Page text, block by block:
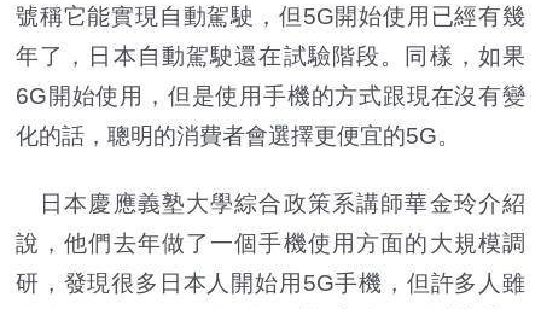
號稱它能實現自動駕駛，但5G開始使用已經有幾
年了，日本自動駕駛還在試驗階段。同樣，如果
6G開始使用，但是使用手機的方式跟現在沒有變
化的話，聰明的消費者會選擇更便宜的5G。
日本慶應義塾大學綜合政策系講師華金玲介紹
說，他們去年做了一個手機使用方面的大規模調
研，發現很多日本人開始用5G手機，但許多人雖